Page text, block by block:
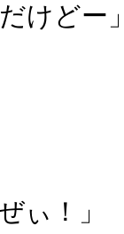
けどー
ぃ！」